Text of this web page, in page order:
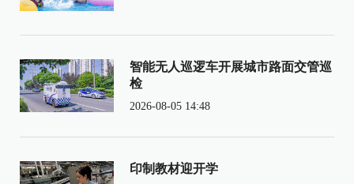
智能无人巡逻车开展城市路面交管巡
检
2026-08-05 14:48
印制教材迎开学